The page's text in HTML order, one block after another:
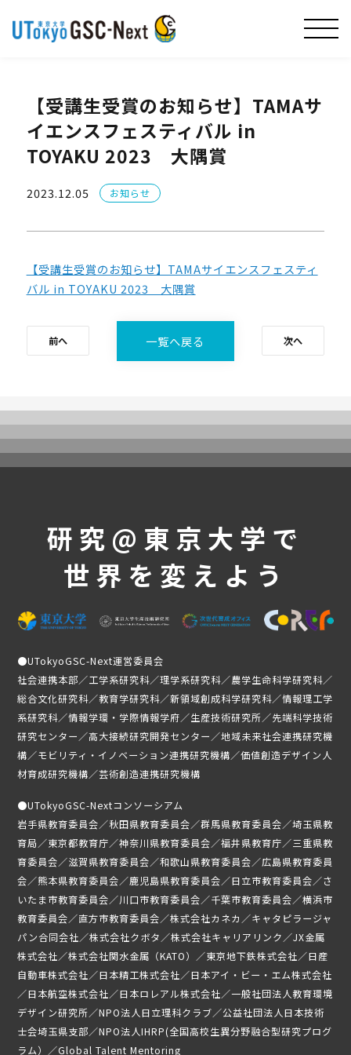
プログラム紹介
第一段階
これまでの活動・成果
講義映像
実績と成果
活動レポート
メンバー紹介
ニュース
募集要項
受講生専用ページ
【受講生受賞のお知らせ】TAMAサ
イエンスフェスティバル in
TOYAKU 2023 大隅賞
2023.12.05 お知らせ
【受講生受賞のお知らせ】TAMAサイエンスフェスティ
バル in TOYAKU 2023 大隅賞
前へ 一覧へ戻る 次へ
研究@東京大学で
世界を変えよう
●UTokyoGSC-Next運営委員会
社会連携本部／工学系研究科／理学系研究科／農学生命科学研究科／
総合文化研究科／教育学研究科／新領域創成科学研究科／情報理工学
系研究科／情報学環・学際情報学府／生産技術研究所／先端科学技術
研究センター／高大接続研究開発センター／地域未来社会連携研究機
構／モビリティ・イノベーション連携研究機構／価値創造デザイン人
材育成研究機構／芸術創造連携研究機構
●UTokyoGSC-Nextコンソーシアム
岩手県教育委員会／秋田県教育委員会／群馬県教育委員会／埼玉県教
育局／東京都教育庁／神奈川県教育委員会／福井県教育庁／三重県教
育委員会／滋賀県教育委員会／和歌山県教育委員会／広島県教育委員
会／熊本県教育委員会／鹿児島県教育委員会／日立市教育委員会／さ
いたま市教育委員会／川口市教育委員会／千葉市教育委員会／横浜市
教育委員会／直方市教育委員会／株式会社カネカ／キャタピラージャ
パン合同会社／株式会社クボタ／株式会社キャリアリンク／JX金属
株式会社／株式会社関水金属（KATO）／東京地下鉄株式会社／日産
自動車株式会社／日本精工株式会社／日本アイ・ビー・エム株式会社
／日本航空株式会社／日本ロレアル株式会社／一般社団法人教育環境
デザイン研究所／NPO法人日立理科クラブ／公益社団法人日本技術
士会埼玉県支部／NPO法人IHRP(全国高校生異分野融合型研究プログ
ラム）／Global Talent Mentoring